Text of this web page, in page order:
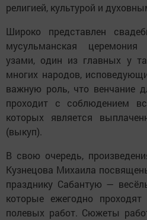
религией, культурой и
Широко представлен
мусульманская
узами, один из главных у
многих народов,
важную роль, что венчание
проходит с соблюдением
которых является
(выкуп).
В свою очередь,
Кузнецова Михаила
празднику Сабантую —
которые ежегодно
полевых работ. Сюжеты